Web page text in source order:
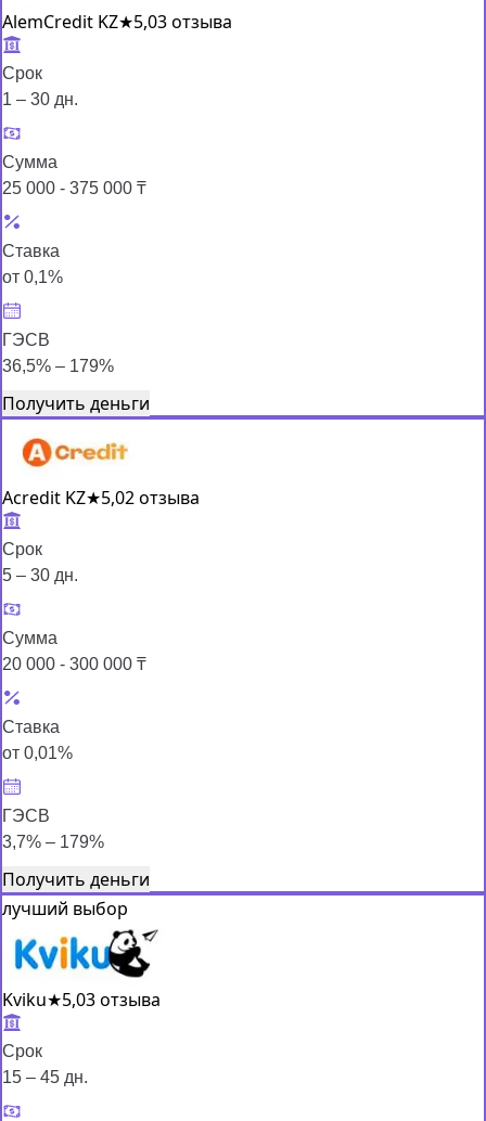
AlemCredit KZ★5,03 отзыва
Срок
1 – 30 дн.
Сумма
25 000 - 375 000 ₸
Ставка
от 0,1%
ГЭСВ
36,5% – 179%
Получить деньги
Acredit KZ★5,02 отзыва
Срок
5 – 30 дн.
Сумма
20 000 - 300 000 ₸
Ставка
от 0,01%
ГЭСВ
3,7% – 179%
Получить деньги
лучший выбор
Kviku★5,03 отзыва
Срок
15 – 45 дн.